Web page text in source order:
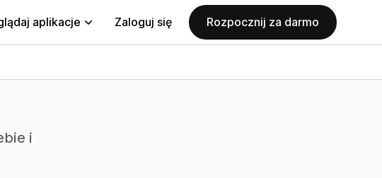
aplikacje Zaloguj się Rozpocznij za darmo
i